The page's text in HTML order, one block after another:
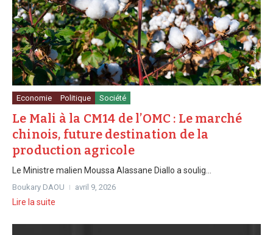
Economie Politique Société
Le Mali à la CM14 de l’OMC : Le marché
chinois, future destination de la
production agricole
Le Ministre malien Moussa Alassane Diallo a soulig...
Boukary DAOU avril 9, 2026
Lire la suite